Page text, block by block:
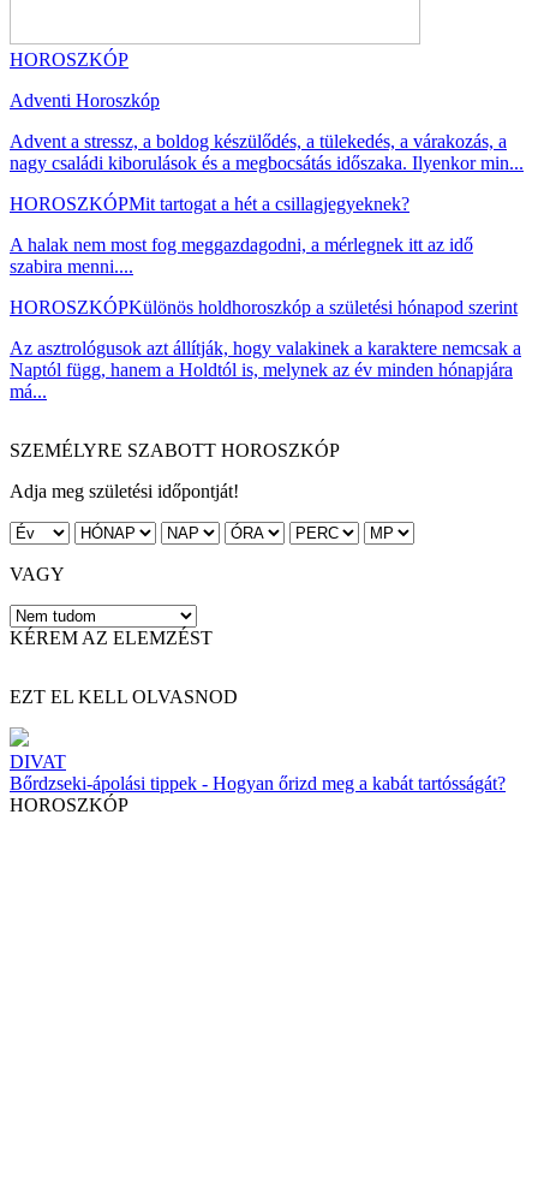
HOROSZKÓP
Adventi Horoszkóp
Advent a stressz, a boldog készülődés, a tülekedés, a várakozás, a
nagy családi kiborulások és a megbocsátás időszaka. Ilyenkor min...
HOROSZKÓPMit tartogat a hét a csillagjegyeknek?
A halak nem most fog meggazdagodni, a mérlegnek itt az idő
szabira menni....
HOROSZKÓPKülönös holdhoroszkóp a születési hónapod szerint
Az asztrológusok azt állítják, hogy valakinek a karaktere nemcsak a
Naptól függ, hanem a Holdtól is, melynek az év minden hónapjára
má...
SZEMÉLYRE SZABOTT HOROSZKÓP
Adja meg születési időpontját!
VAGY
KÉREM AZ ELEMZÉST
EZT EL KELL OLVASNOD
DIVAT
Bőrdzseki-ápolási tippek - Hogyan őrizd meg a kabát tartósságát?
HOROSZKÓP